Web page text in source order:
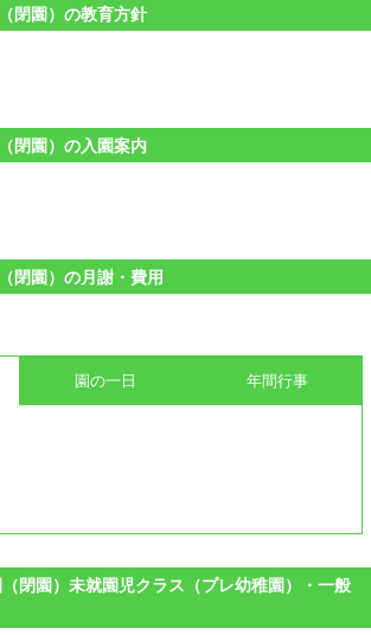
閉園）の教育方針
閉園）の入園案内
閉園）の月謝・費用
園の一日 年間行事
閉園）未就園児クラス（プレ幼稚園）・一般